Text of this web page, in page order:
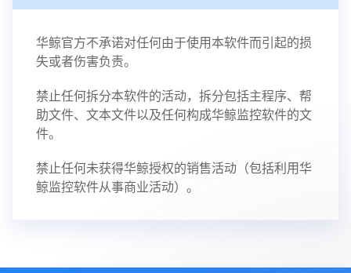
华鲸官方不承诺对任何由于使用本软件而引起的损
失或者伤害负责。
禁止任何拆分本软件的活动，拆分包括主程序、帮
助文件、文本文件以及任何构成华鲸监控软件的文
件。
禁止任何未获得华鲸授权的销售活动（包括利用华
鲸监控软件从事商业活动）。